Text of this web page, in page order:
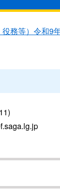
務等）令和9